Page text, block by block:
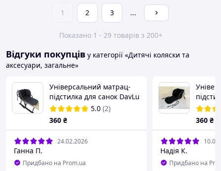
1 2 3 ...
Показано 1 - 29 товарів з 200+
Відгуки покупців у категорії «Дитячі коляски та
аксесуари, загальне»
Універсальний матрац-
підстилка для санок DavLu
Сніжинки на чорному (S-
002)
5.0 (2)
360 ₴
24.02.2026
Ганна П.
Придбано на Prom.ua
360 ₴
Надія К.
Придбано на